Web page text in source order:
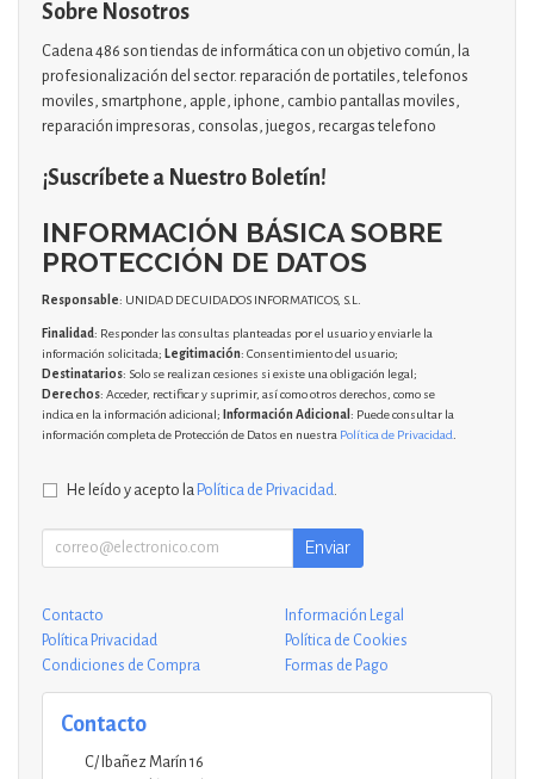
Sobre Nosotros
Cadena 486 son tiendas de informática con un objetivo común, la
profesionalización del sector. reparación de portatiles, telefonos
moviles, smartphone, apple, iphone, cambio pantallas moviles,
reparación impresoras, consolas, juegos, recargas telefono
¡Suscríbete a Nuestro Boletín!
INFORMACIÓN BÁSICA SOBRE
PROTECCIÓN DE DATOS
Responsable: UNIDAD DE CUIDADOS INFORMATICOS, S.L.
Finalidad: Responder las consultas planteadas por el usuario y enviarle la
información solicitada; Legitimación: Consentimiento del usuario;
Destinatarios: Solo se realizan cesiones si existe una obligación legal;
Derechos: Acceder, rectificar y suprimir, así como otros derechos, como se
indica en la información adicional; Información Adicional : Puede consultar la
información completa de Protección de Datos en nuestra Política de Privacidad
He leído y acepto la Política de Privacidad
Enviar
Contacto
Información Legal
Política Privacidad
Política de Cookies
Condiciones de Compra
Formas de Pago
Contacto
C/ Ibañez Marín 16